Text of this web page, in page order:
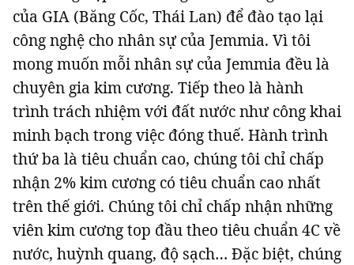
của GIA (Băng Cốc, Thái Lan) để đào tạo lại
công nghệ cho nhân sự của Jemmia. Vì tôi
mong muốn mỗi nhân sự của Jemmia đều là
chuyên gia kim cương. Tiếp theo là hành
trình trách nhiệm với đất nước như công khai
minh bạch trong việc đóng thuế. Hành trình
thứ ba là tiêu chuẩn cao, chúng tôi chỉ chấp
nhận 2% kim cương có tiêu chuẩn cao nhất
trên thế giới. Chúng tôi chỉ chấp nhận những
viên kim cương top đầu theo tiêu chuẩn 4C về
nước, huỳnh quang, độ sạch… Đặc biệt, chúng